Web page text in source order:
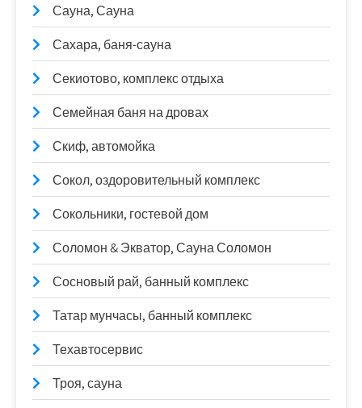
Сауна, Сауна
Сахара, баня-сауна
Секиотово, комплекс отдыха
Семейная баня на дровах
Скиф, автомойка
Сокол, оздоровительный комплекс
Сокольники, гостевой дом
Соломон & Экватор, Сауна Соломон
Сосновый рай, банный комплекс
Татар мунчасы, банный комплекс
Техавтосервис
Троя, сауна